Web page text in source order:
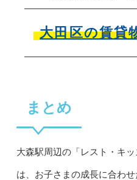
大田区の賃貸
まとめ
大森駅周辺の「レスト・キッ
は、お子さまの成長に合わ